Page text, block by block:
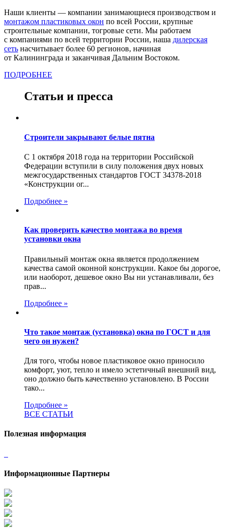
Наши клиенты — компании занимающиеся производством и
монтажом пластиковых окон по всей России, крупные
строительные компании, тогровые сети. Мы работаем
с компаниями по всей территории России, наша дилерская
сеть насчитывает более 60 регионов, начиная
от Калининграда и заканчивая Дальним Востоком.
ПОДРОБНЕЕ
Статьи и пресса
Строители закрывают белые пятна
С 1 октября 2018 года на территории Российской
Федерации вступили в силу положения двух новых
межгосударственных стандартов ГОСТ 34378-2018
«Конструкции ог...
Подробнее »
Как проверить качество монтажа во время
установки окна
Правильный монтаж окна является продолжением
качества самой оконной конструкции. Какое бы дорогое,
или наоборот, дешевое окно Вы ни устанавливали, без
прав...
Подробнее »
Что такое монтаж (установка) окна по ГОСТ и для
чего он нужен?
Для того, чтобы новое пластиковое окно приносило
комфорт, уют, тепло и имело эстетичный внешний вид,
оно должно быть качественно установлено. В России
тако...
Подробнее »
ВСЕ СТАТЬИ
Полезная информация
Информационные Партнеры